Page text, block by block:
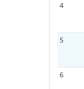
4
5
6